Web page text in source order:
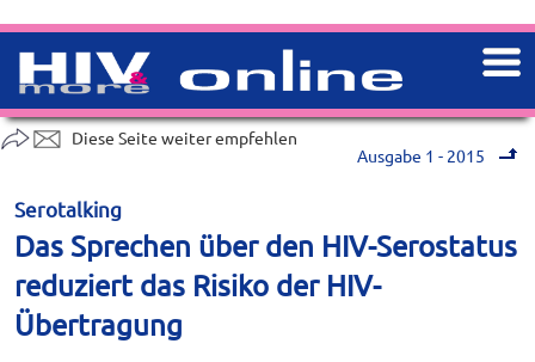
Ausgabe 1 - 2015
Serotalking
Das Sprechen über den HIV-Serostatus
reduziert das Risiko der HIV-
Übertragung
Diese Seite weiter empfehlen